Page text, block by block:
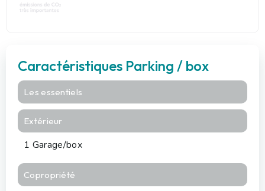
Caractéristiques Parking / box
Les essentiels
Extérieur
1 Garage/box
Copropriété